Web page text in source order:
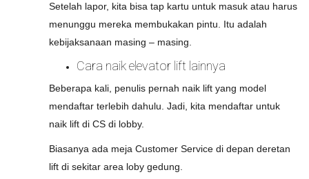
Setelah lapor, kita bisa tap kartu untuk masuk atau harus
menunggu mereka membukakan pintu. Itu adalah
kebijaksanaan masing – masing.
Cara naik elevator lift lainnya
Beberapa kali, penulis pernah naik lift yang model
mendaftar terlebih dahulu. Jadi, kita mendaftar untuk
naik lift di CS di lobby.
Biasanya ada meja Customer Service di depan deretan
lift di sekitar area loby gedung.